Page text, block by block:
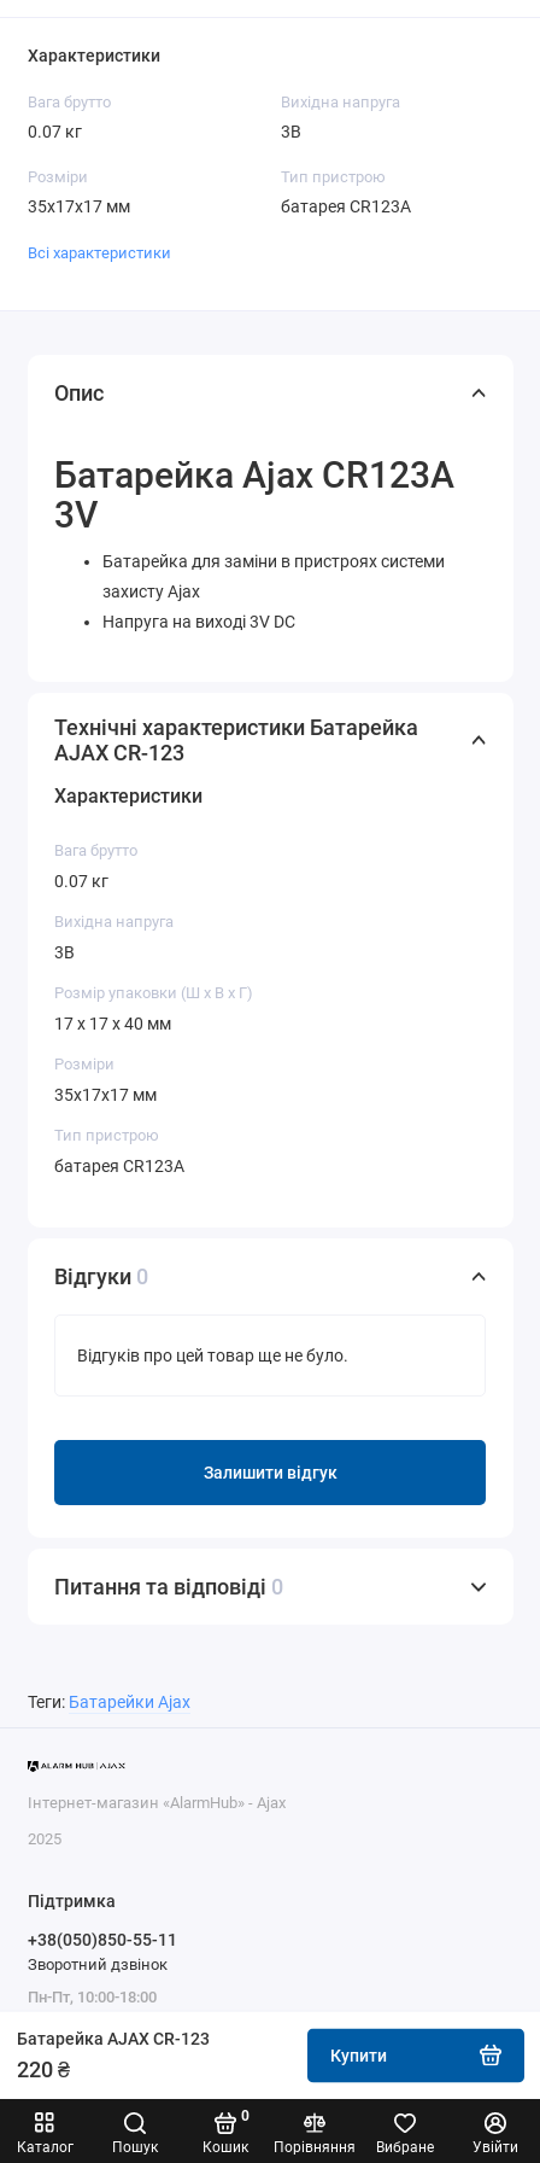
Каталог Пошук Кошик
0
Порівняння
Вибране Увійти
Батарейка AJAX CR-123
220 ₴
Купити
Характеристики
Вага брутто
0.07 кг
Вихідна напруга
3В
Розміри
35x17x17 мм
Тип пристрою
батарея CR123A
Всі характеристики
Опис
Батарейка Ajax CR123A
3V
Батарейка для заміни в пристроях системи
захисту Ajax
Напруга на виході 3V DC
Технічні характеристики Батарейка
AJAX CR-123
Характеристики
Вага брутто
0.07 кг
Вихідна напруга
3В
Розмір упаковки (Ш х В х Г)
17 x 17 x 40 мм
Розміри
35x17x17 мм
Тип пристрою
батарея CR123A
Відгуки 0
Відгуків про цей товар ще не було.
Залишити відгук
Питання та відповіді 0
Теги: Батарейки Ajax
Інтернет-магазин «AlarmHub» - Ajax
2025
Підтримка
+38(050)850-55-11
Зворотний дзвінок
Пн-Пт, 10:00-18:00